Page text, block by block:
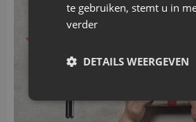
te gebruiken, stemt u in
verder
DETAILS WEERGEVEN